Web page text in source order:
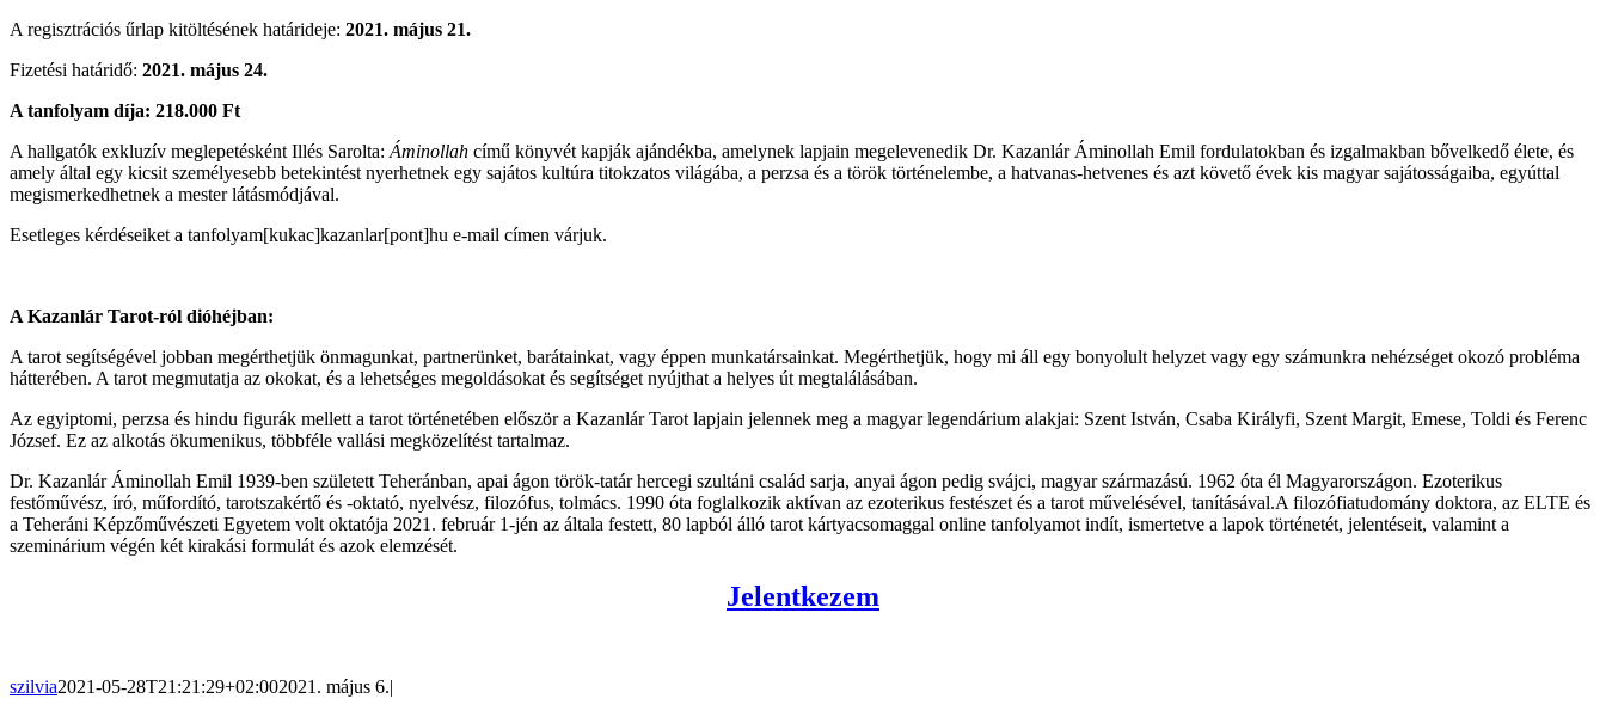
A regisztrációs űrlap kitöltésének határideje: 2021. május 21.
Fizetési határidő: 2021. május 24.
A tanfolyam díja: 218.000 Ft
A hallgatók exkluzív meglepetésként Illés Sarolta: Áminollah című könyvét kapják ajándékba, amelynek lapjain megelevenedik Dr. Kazanlár Áminollah Emil fordulatokban és izgalmakban bővelkedő élete, és
amely által egy kicsit személyesebb betekintést nyerhetnek egy sajátos kultúra titokzatos világába, a perzsa és a török történelembe, a hatvanas-hetvenes és azt követő évek kis magyar sajátosságaiba, egyúttal
megismerkedhetnek a mester látásmódjával.
Esetleges kérdéseiket a tanfolyam[kukac]kazanlar[pont]hu e-mail címen várjuk.
A Kazanlár Tarot-ról dióhéjban:
A tarot segítségével jobban megérthetjük önmagunkat, partnerünket, barátainkat, vagy éppen munkatársainkat. Megérthetjük, hogy mi áll egy bonyolult helyzet vagy egy számunkra nehézséget okozó probléma
hátterében. A tarot megmutatja az okokat, és a lehetséges megoldásokat és segítséget nyújthat a helyes út megtalálásában.
Az egyiptomi, perzsa és hindu figurák mellett a tarot történetében először a Kazanlár Tarot lapjain jelennek meg a magyar legendárium alakjai: Szent István, Csaba Királyfi, Szent Margit, Emese, Toldi és Ferenc
József. Ez az alkotás ökumenikus, többféle vallási megközelítést tartalmaz.
Dr. Kazanlár Áminollah Emil 1939-ben született Teheránban, apai ágon török-tatár hercegi szultáni család sarja, anyai ágon pedig svájci, magyar származású. 1962 óta él Magyarországon. Ezoterikus
festőművész, író, műfordító, tarotszakértő és -oktató, nyelvész, filozófus, tolmács. 1990 óta foglalkozik aktívan az ezoterikus festészet és a tarot művelésével, tanításával.A filozófiatudomány doktora, az ELTE és
a Teheráni Képzőművészeti Egyetem volt oktatója 2021. február 1-jén az általa festett, 80 lapból álló tarot kártyacsomaggal online tanfolyamot indít, ismertetve a lapok történetét, jelentéseit, valamint a
szeminárium végén két kirakási formulát és azok elemzését.
Jelentkezem
szilvia2021-05-28T21:21:29+02:002021. május 6.|